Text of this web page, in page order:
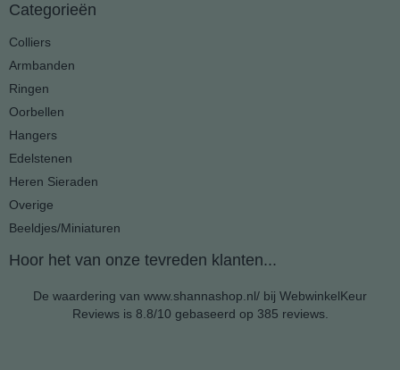
Categorieën
Colliers
Armbanden
Ringen
Oorbellen
Hangers
Edelstenen
Heren Sieraden
Overige
Beeldjes/Miniaturen
Hoor het van onze tevreden klanten...
De waardering van www.shannashop.nl/ bij WebwinkelKeur
Reviewsis 8.8/10 gebaseerd op 385 reviews.